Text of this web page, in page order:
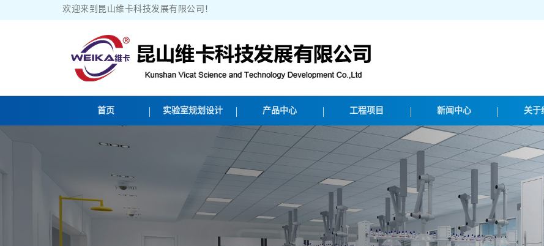
欢迎来到昆山维卡科技发展有限公司！
首页 实验室规划设计 产品中心 工程项目 新闻中心 关于